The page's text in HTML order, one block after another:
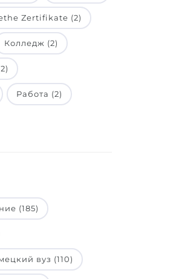
Zertifikate (2)
Колледж (2)
Работа (2)
(185)
вуз (110)